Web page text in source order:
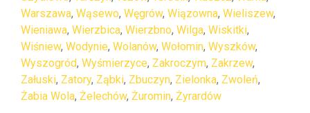
Warszawa, Wąsewo, Węgrów, Wiązowna, Wieliszew,
Wieniawa, Wierzbica, Wierzbno, Wilga, Wiskitki,
Wiśniew, Wodynie, Wolanów, Wołomin, Wyszków,
Wyszogród, Wyśmierzyce, Zakroczym, Zakrzew,
Załuski, Zatory, Ząbki, Zbuczyn, Zielonka, Zwoleń,
Żabia Wola, Żelechów, Żuromin, Żyrardów